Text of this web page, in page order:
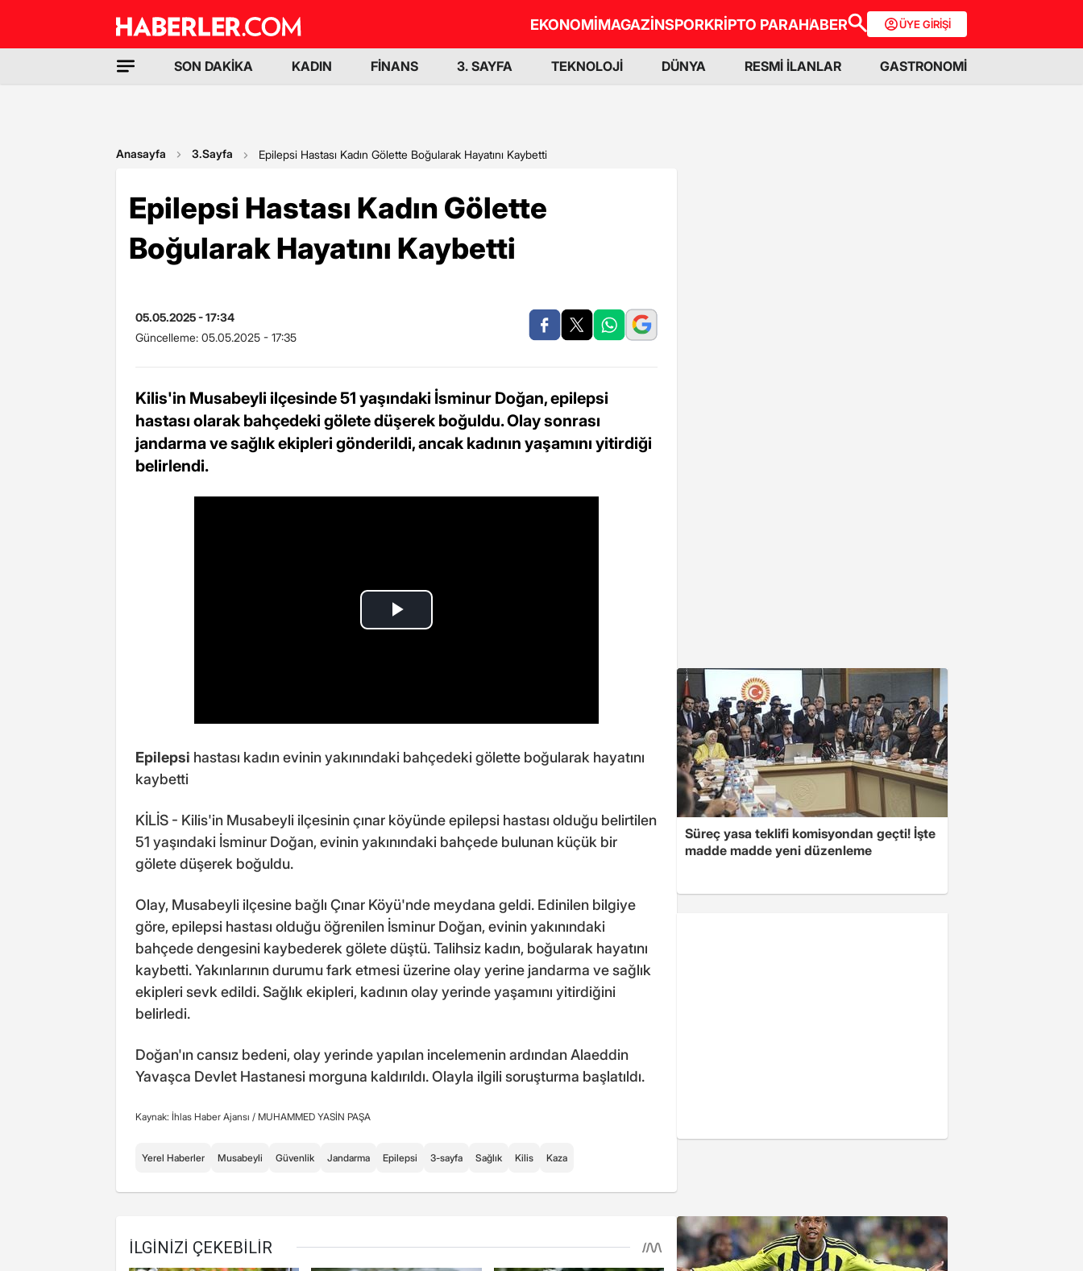
EKONOMİMAGAZİNSPORKRİPTO PARAHABER ÜYE GİRİŞİ
SON DAKİKA KADIN FİNANS 3. SAYFA TEKNOLOJİ DÜNYA RESMİ İLANLAR GASTRONOMİ
Anasayfa 3.Sayfa Epilepsi Hastası Kadın Gölette Boğularak Hayatını Kaybetti
Epilepsi Hastası Kadın Gölette
Boğularak Hayatını Kaybetti
05.05.2025 - 17:34
Güncelleme: 05.05.2025 - 17:35
Kilis'in Musabeyli ilçesinde 51 yaşındaki İsminur Doğan, epilepsi
hastası olarak bahçedeki gölete düşerek boğuldu. Olay sonrası
jandarma ve sağlık ekipleri gönderildi, ancak kadının yaşamını yitirdiği
belirlendi.
Epilepsi hastası kadın evinin yakınındaki bahçedeki gölette boğularak hayatını
kaybetti
KİLİS - Kilis'in Musabeyli ilçesinin çınar köyünde epilepsi hastası olduğu belirtilen
51 yaşındaki İsminur Doğan, evinin yakınındaki bahçede bulunan küçük bir
gölete düşerek boğuldu.
Olay, Musabeyli ilçesine bağlı Çınar Köyü'nde meydana geldi. Edinilen bilgiye
göre, epilepsi hastası olduğu öğrenilen İsminur Doğan, evinin yakınındaki
bahçede dengesini kaybederek gölete düştü. Talihsiz kadın, boğularak hayatını
kaybetti. Yakınlarının durumu fark etmesi üzerine olay yerine jandarma ve sağlık
ekipleri sevk edildi. Sağlık ekipleri, kadının olay yerinde yaşamını yitirdiğini
belirledi.
Doğan'ın cansız bedeni, olay yerinde yapılan incelemenin ardından Alaeddin
Yavaşca Devlet Hastanesi morguna kaldırıldı. Olayla ilgili soruşturma başlatıldı.
Kaynak: İhlas Haber Ajansı / MUHAMMED YASİN PAŞA
Yerel Haberler Musabeyli Güvenlik Jandarma Epilepsi 3-sayfa Sağlık Kilis Kaza
Süreç yasa teklifi komisyondan geçti! İşte
madde madde yeni düzenleme